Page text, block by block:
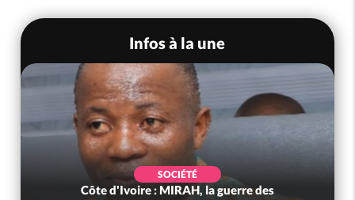
Infos à la une
SOCIÉTÉ
Côte d'Ivoire : MIRAH, la guerre des